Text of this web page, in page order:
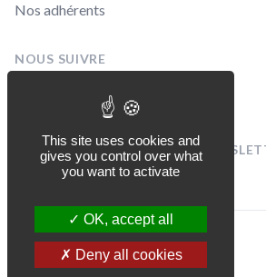
Nos adhérents
NOUS SUIVRE
Facebook
INSCRIVEZ-VOUS À NOTRE
[sibwp_form id=1]
© CENOV 2026
This site uses cookies and
gives you control over what
you want to activate
OK, accept all
Deny all cookies